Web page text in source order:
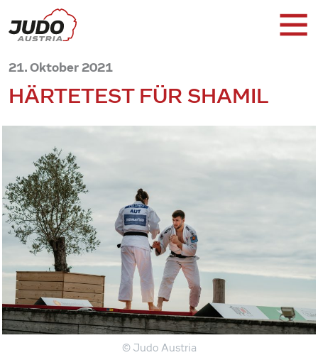
21. Oktober 2021
HÄRTETEST FÜR SHAMIL
© Judo Austria